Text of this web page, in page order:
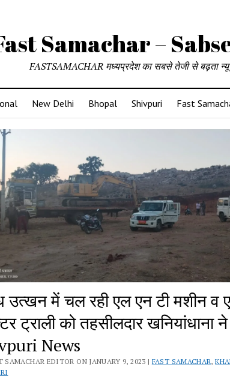
Samachar –
FASTSAMACHAR मध्यप्रदेश का सबसे तेजी से बढ़ता
New Delhi Bhopal Shivpuri Fast
उत्खन में चल रही एल एन टी मशीन व
ट्राली को तहसीलदार खनियांधाना
News
SAMACHAR EDITOR ON JANUARY 9, 2023 | FAST SAMACHAR,